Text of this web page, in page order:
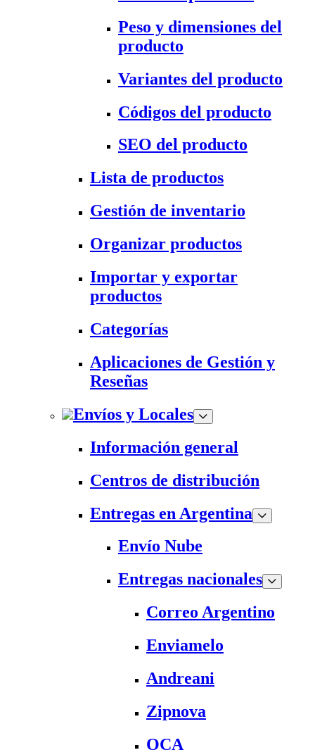
Peso y dimensiones del
producto
Variantes del producto
Códigos del producto
SEO del producto
Lista de productos
Gestión de inventario
Organizar productos
Importar y exportar
productos
Categorías
Aplicaciones de Gestión y
Reseñas
Envíos y Locales
Información general
Centros de distribución
Entregas en Argentina
Envío Nube
Entregas nacionales
Correo Argentino
Enviamelo
Andreani
Zipnova
OCA